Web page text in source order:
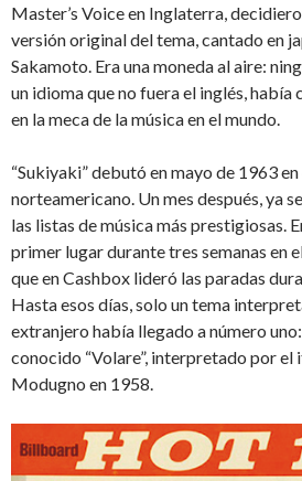
Master’s Voice en Inglaterra,
versión original del tema, cantado en
Sakamoto. Era una moneda al aire:
un idioma que no fuera el inglés, había
en la meca de la música en el mundo.
“Sukiyaki” debutó en mayo de 1963
norteamericano. Un mes después, ya
las listas de música más prestigiosas.
primer lugar durante tres semanas en
que en Cashbox lideró las paradas
Hasta esos días, solo un tema
extranjero había llegado a número
conocido “Volare”, interpretado por el
Modugno en 1958.